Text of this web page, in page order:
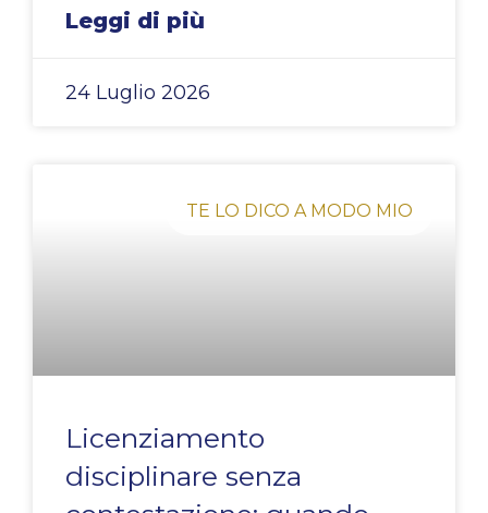
Leggi di più
24 Luglio 2026
TE LO DICO A MODO MIO
Licenziamento
disciplinare senza